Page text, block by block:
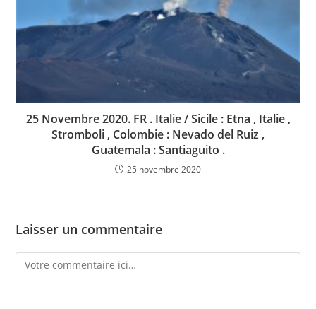
25 Novembre 2020. FR . Italie / Sicile : Etna , Italie ,
Stromboli , Colombie : Nevado del Ruiz ,
Guatemala : Santiaguito .
25 novembre 2020
Laisser un commentaire
Comment